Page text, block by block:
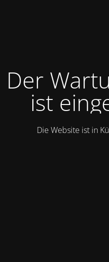
Der
ist
Die Website ist in